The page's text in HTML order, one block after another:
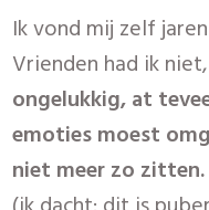
Ik vond mij zelf
Vrienden had ik
ongelukkig, at
emoties moest
niet meer zo zitten.